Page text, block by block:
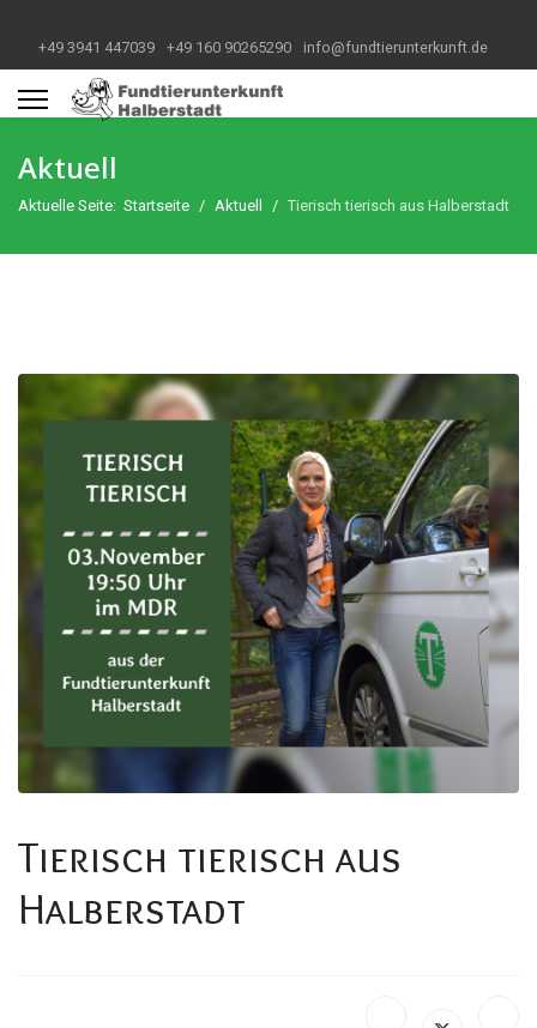
+49 3941 447039 +49 160 90265290 info@fundtierunterkunft.de
Aktuell
Aktuelle Seite: Startseite Aktuell Tierisch tierisch aus Halberstadt
Tierisch tierisch aus
Halberstadt